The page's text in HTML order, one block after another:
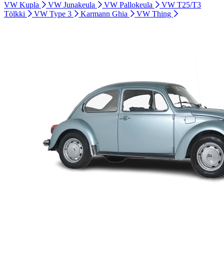
VW Kupla
VW Junakeula VW Pallokeula
VW T25/T3
Tölkki
VW Type 3 Karmann Ghia VW Thing